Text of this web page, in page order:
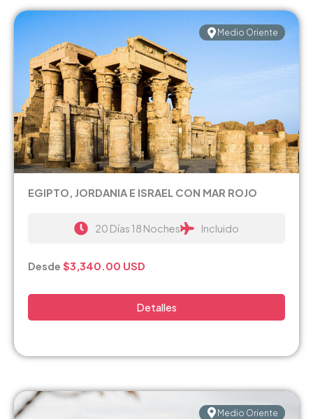
Medio Oriente
EGIPTO, JORDANIA E ISRAEL CON MAR ROJO
20 Días 18 Noches Incluido
Desde $3,340.00 USD
Detalles
Medio Oriente